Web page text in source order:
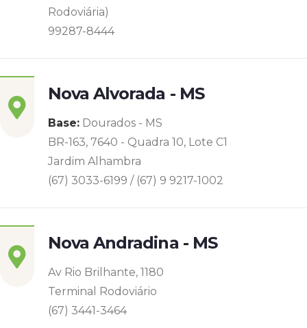
Rodoviária)
99287-8444
Nova Alvorada - MS
Base: Dourados - MS
BR-163, 7640 - Quadra 10, Lote C1
Jardim Alhambra
(67) 3033-6199 / (67) 9 9217-1002
Nova Andradina - MS
Av Rio Brilhante, 1180
Terminal Rodoviário
(67) 3441-3464